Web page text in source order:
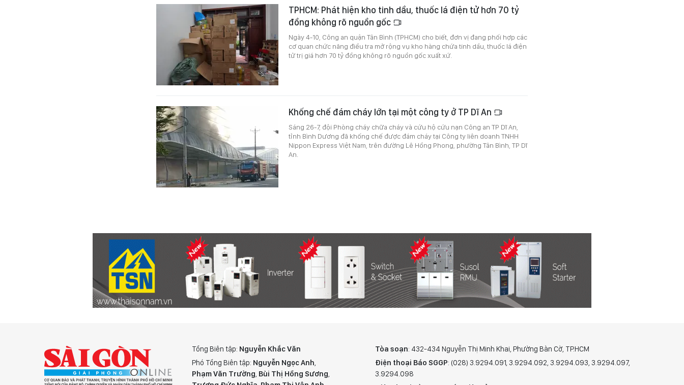
TPHCM: Phát hiện kho tinh dầu, thuốc lá điện tử hơn 70 tỷ
đồng không rõ nguồn gốc
Ngày 4-10, Công an quận Tân Bình (TPHCM) cho biết, đơn vị đang phối hợp các
cơ quan chức năng điều tra mở rộng vụ kho hàng chứa tinh dầu, thuốc lá điện
tử trị giá hơn 70 tỷ đồng không rõ nguồn gốc xuất xứ.
Khống chế đám cháy lớn tại một công ty ở TP Dĩ An
Sáng 26-7, đội Phòng cháy chữa cháy và cứu hộ cứu nạn Công an TP Dĩ An,
tỉnh Bình Dương đã khống chế được đám cháy tại Công ty liên doanh TNHH
Nippon Express Việt Nam, trên đường Lê Hồng Phong, phường Tân Bình, TP Dĩ
An.
Tổng Biên tập: Nguyễn Khắc Văn
Phó Tổng Biên tập: Nguyễn Ngọc Anh,
Phạm Văn Trường, Bùi Thị Hồng Sương,
Tòa soạn: 432-434 Nguyễn Thị Minh Khai, Phường Bàn Cờ, TP.HCM
Điện thoại Báo SGGP: (028) 3.9294.091, 3.9294.092, 3.9294.093, 3.9294.097,
3.9294.098